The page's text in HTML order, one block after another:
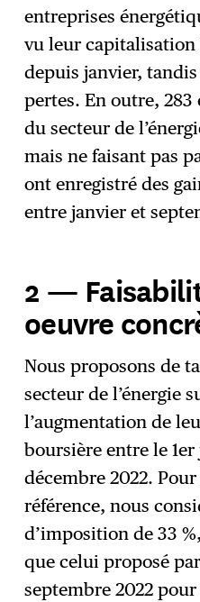
entreprises
vu leur
depuis janvier,
pertes. En outre,
du secteur de
mais ne faisant pas
ont enregistré des
entre janvier et
2 —
oeuvre
Nous proposons de
secteur de l’énergie
l’augmentation de
boursière entre le 1er
décembre 2022.
référence, nous
d’imposition de 33
que celui proposé
septembre 2022